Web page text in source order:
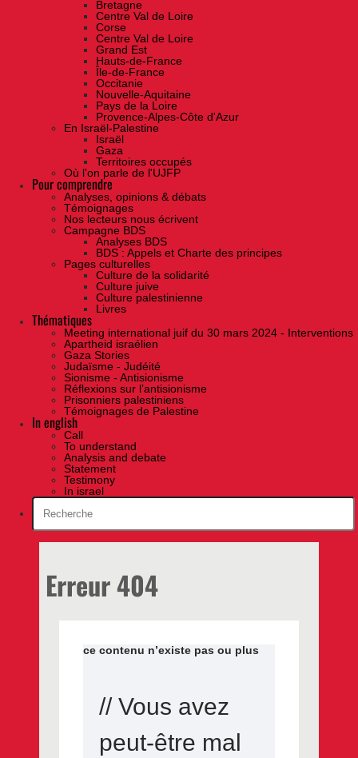
Bretagne
Centre Val de Loire
Corse
Centre Val de Loire
Grand Est
Hauts-de-France
Île-de-France
Occitanie
Nouvelle-Aquitaine
Pays de la Loire
Provence-Alpes-Côte d'Azur
En Israël-Palestine
Israël
Gaza
Territoires occupés
Où l'on parle de l'UJFP
Pour comprendre
Analyses, opinions & débats
Témoignages
Nos lecteurs nous écrivent
Campagne BDS
Analyses BDS
BDS : Appels et Charte des principes
Pages culturelles
Culture de la solidarité
Culture juive
Culture palestinienne
Livres
Thématiques
Meeting international juif du 30 mars 2024 - Interventions
Apartheid israélien
Gaza Stories
Judaïsme - Judéité
Sionisme - Antisionisme
Réflexions sur l’antisionisme
Prisonniers palestiniens
Témoignages de Palestine
In english
Call
To understand
Analysis and debate
Statement
Testimony
In israel
Erreur 404
ce contenu n’existe pas ou plus
// Vous avez
peut-être mal